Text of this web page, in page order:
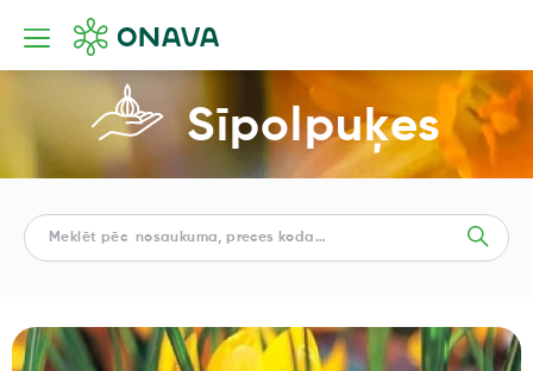
Sīpolpuķes